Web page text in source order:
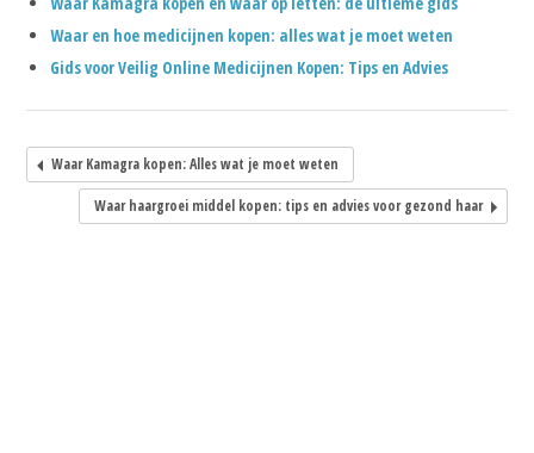
Waar en hoe medicijnen kopen: alles wat je moet weten
Gids voor Veilig Online Medicijnen Kopen: Tips en Advies
Waar Kamagra kopen: Alles wat je moet weten
Waar haargroei middel kopen: tips en advies voor gezond haar